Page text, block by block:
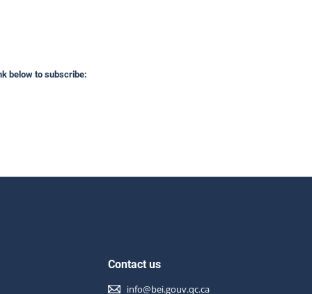
below to subscribe:
Contact us
info@bei.gouv.qc.ca